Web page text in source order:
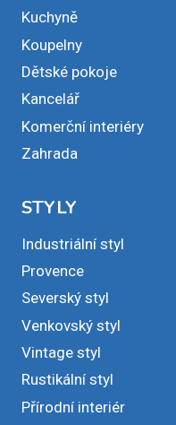
Kuchyně
Koupelny
Dětské pokoje
Kancelář
Komerční interiéry
Zahrada
STYLY
Industriální styl
Provence
Severský styl
Venkovský styl
Vintage styl
Rustikální styl
Přírodní interiér